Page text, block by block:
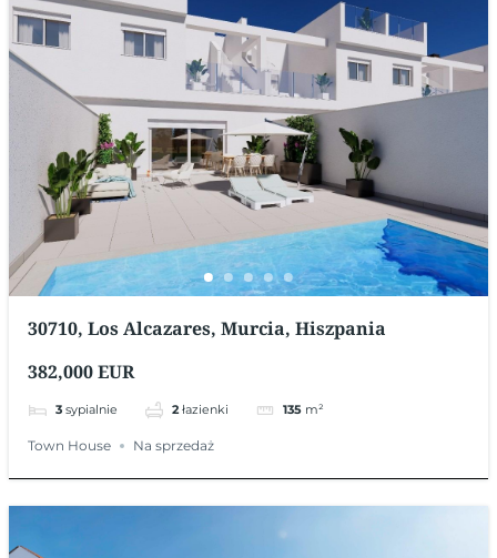
30710, Los Alcazares, Murcia, Hiszpania
382,000 EUR
3 sypialnie 2 łazienki 135 m²
Town House Na sprzedaż